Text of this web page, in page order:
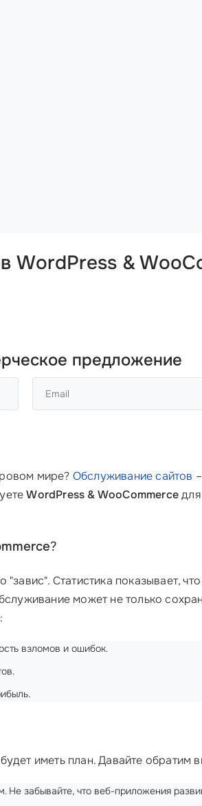
WordPress &
предложение
мире? Обслуживание сайтов
WordPress & WooCommerce
?
Статистика показывает,
может не только
взломов и ошибок.
иметь план. Давайте
Не забывайте, что веб-приложения